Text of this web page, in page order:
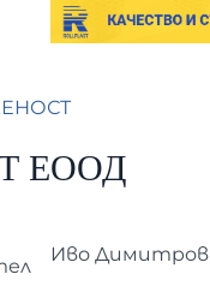
ЕООД
Иво Димитров